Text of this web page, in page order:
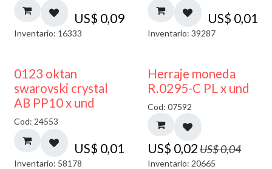
US$ 0,09
Inventario: 16333
US$ 0,01
Inventario: 39287
0123 oktan
swarovski crystal
AB PP10 x und
Cod: 24553
US$ 0,01
Inventario: 58178
50% DESCUENTO
Herraje moneda
R.0295-C PL x und
Cod: 07592
US$ 0,02US$0,04
Inventario: 20665